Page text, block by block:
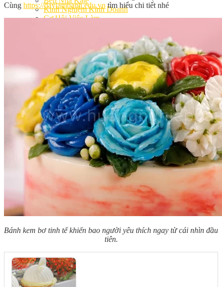
Kinh Nghiệm Kinh Doanh
Cơ Hội Việc Làm
Nguyên Liệu Làm Bánh
Gương Thành Công
Thư Viện Hình Ảnh
Hỏi Đáp
Siêu thị ĐVP Market
Việc Làm
Chưa có sản phẩm trong giỏ hàng.
Giỏ hàng
Chưa có sản phẩm trong giỏ hàng.
Cùng https://daylambanh.edu.vntìm hiểu chi tiết nhé
Bánh kem bơ tinh tế khiến bao người yêu thích ngay từ cái nhìn đầu
tiên.